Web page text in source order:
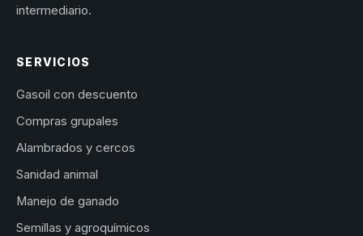
intermediario.
SERVICIOS
Gasoil con descuento
Compras grupales
Alambrados y cercos
Sanidad animal
Manejo de ganado
Semillas y agroquímicos